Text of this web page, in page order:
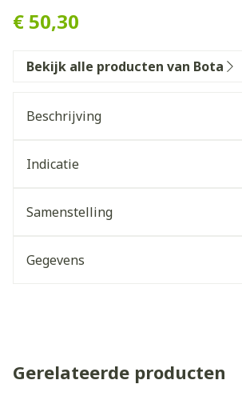
€ 50,30
Bekijk alle producten van Bota
Beschrijving
Indicatie
Samenstelling
Gegevens
Gerelateerde producten